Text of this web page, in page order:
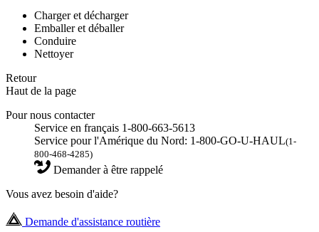
Charger et décharger
Emballer et déballer
Conduire
Nettoyer
Retour
Haut de la page
Pour nous contacter
Service en français 1-800-663-5613
Service pour l'Amérique du Nord: 1-800-GO-U-HAUL(1-
800-468-4285)
Demander à être rappelé
Vous avez besoin d'aide?
Demande d'assistance routière